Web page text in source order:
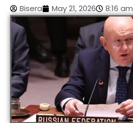
Bisera May 21, 2026 8:16 am